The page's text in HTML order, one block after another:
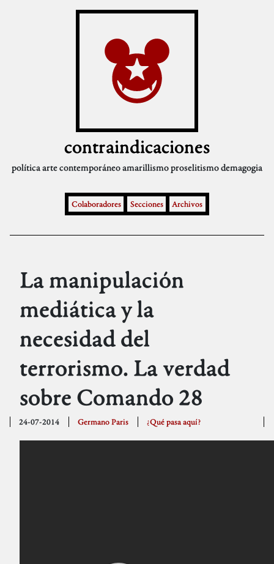
contraindicaciones
políticaarte contemporáneoamarillismoproselitismodemagogia
Colaboradores Secciones Archivos
La manipulación
mediática y la
necesidad del
terrorismo. La verdad
sobre Comando 28
24-07-2014 Germano Paris ¿Qué pasa aquí?